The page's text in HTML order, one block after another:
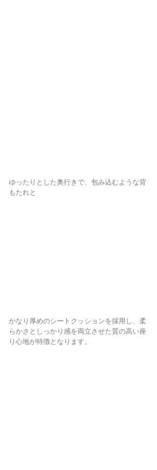
ゆったりとした奥行きで、包み込むような背
もたれと
かなり厚めのシートクッションを採用し、柔
らかさとしっかり感を両立させた質の高い座
り心地が特徴となります。